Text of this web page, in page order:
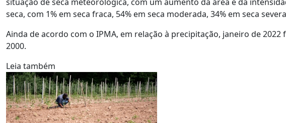
seca, com 1% em seca fraca, 54% em seca moderada, 34% em seca
Ainda de acordo com o IPMA, em relação à precipitação, janeiro de 2022
2000.
Leia também